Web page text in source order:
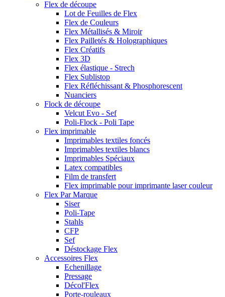
Flex de découpe
Lot de Feuilles de Flex
Flex de Couleurs
Flex Métallisés & Miroir
Flex Pailletés & Holographiques
Flex Créatifs
Flex 3D
Flex élastique - Strech
Flex Sublistop
Flex Réfléchissant & Phosphorescent
Nuanciers
Flock de découpe
Velcut Evo - Sef
Poli-Flock - Poli Tape
Flex imprimable
Imprimables textiles foncés
Imprimables textiles blancs
Imprimables Spéciaux
Latex compatibles
Film de transfert
Flex imprimable pour imprimante laser couleur
Flex Par Marque
Siser
Poli-Tape
Stahls
CFP
Sef
Déstockage Flex
Accessoires Flex
Echenillage
Pressage
Décol'Flex
Porte-rouleaux